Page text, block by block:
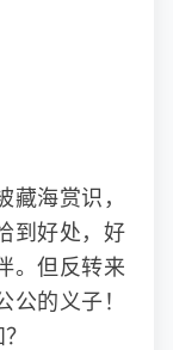
海赏识，
到好处，好
。但反转来
的义子！